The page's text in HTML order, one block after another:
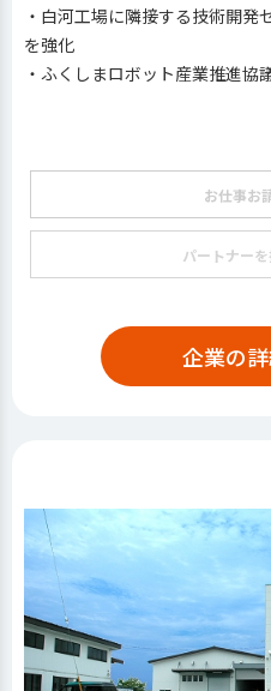
・白河工場に隣接する技術開発
を強化
・ふくしまロボット産業推進協
お仕事お
パートナー
企業の